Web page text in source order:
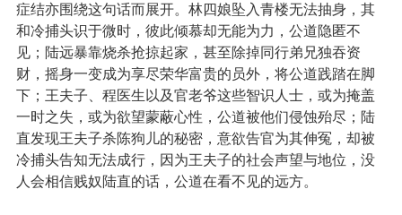
症结亦围绕这句话而展开。林四娘坠入青楼无法抽身，其
和冷捕头识于微时，彼此倾慕却无能为力，公道隐匿不
见；陆远暴靠烧杀抢掠起家，甚至除掉同行弟兄独吞资
财，摇身一变成为享尽荣华富贵的员外，将公道践踏在脚
下；王夫子、程医生以及官老爷这些智识人士，或为掩盖
一时之失，或为欲望蒙蔽心性，公道被他们侵蚀殆尽；陆
直发现王夫子杀陈狗儿的秘密，意欲告官为其伸冤，却被
冷捕头告知无法成行，因为王夫子的社会声望与地位，没
人会相信贱奴陆直的话，公道在看不见的远方。